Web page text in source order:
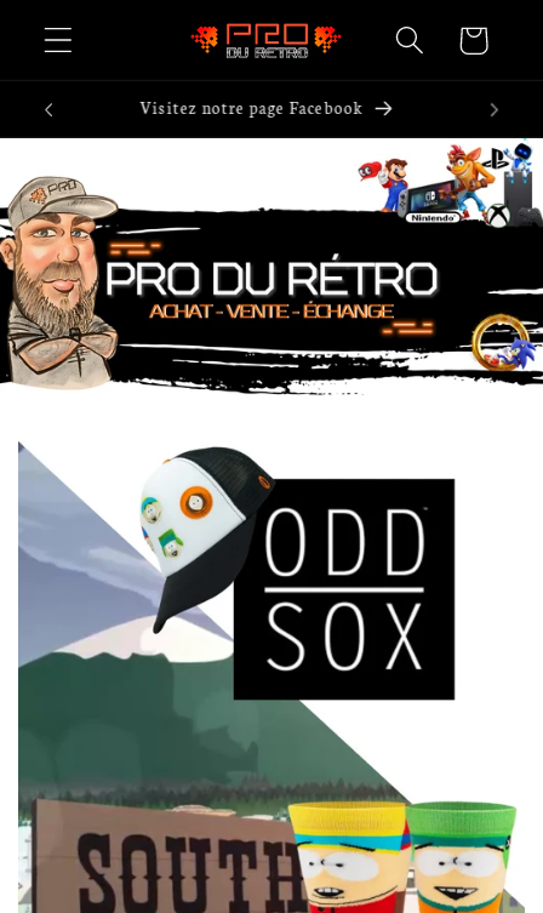
au
Panier
Visitez notre page TikTok